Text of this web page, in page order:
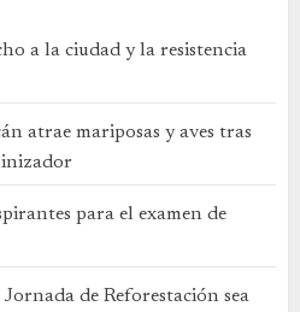
a la ciudad y la resistencia
atrae mariposas y aves tras
para el examen de
de Reforestación sea